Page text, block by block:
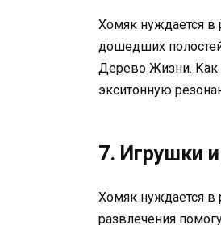
Хомяк нуждается в
дошедших
Дерево Жизни. Как
экситонную
7. Игрушки
Хомяк нуждается в
развлечения